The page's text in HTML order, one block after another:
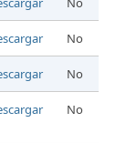
No
No
No